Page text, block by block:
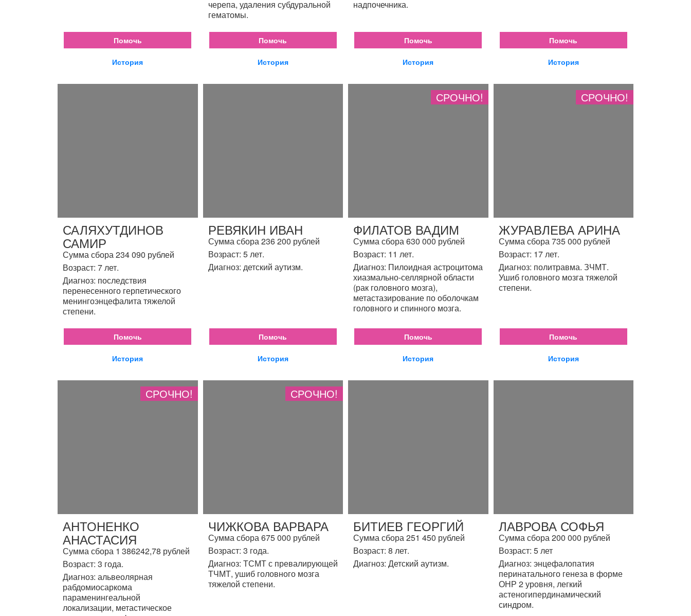
Помочь
История
черепа, удаления субдуральной
гематомы.
Помочь
История
надпочечника.
Помочь
История
Помочь
История
САЛЯХУТДИНОВ
САМИР
Сумма сбора 234 090 рублей
Возраст: 7 лет.
Диагноз: последствия
перенесенного герпетического
менингоэнцефалита тяжелой
степени.
Помочь
История
РЕВЯКИН ИВАН
Сумма сбора 236 200 рублей
Возраст: 5 лет.
Диагноз: детский аутизм.
Помочь
История
СРОЧНО!
ФИЛАТОВ ВАДИМ
Сумма сбора 630 000 рублей
Возраст: 11 лет.
Диагноз: Пилоидная астроцитома
хиазмально-селлярной области
(рак головного мозга),
метастазирование по оболочкам
головного и спинного мозга.
Помочь
История
СРОЧНО!
ЖУРАВЛЕВА АРИНА
Сумма сбора 735 000 рублей
Возраст: 17 лет.
Диагноз: политравма. ЗЧМТ.
Ушиб головного мозга тяжелой
степени.
Помочь
История
СРОЧНО!
АНТОНЕНКО
АНАСТАСИЯ
Сумма сбора 1 386242,78 рублей
Возраст: 3 года.
Диагноз: альвеолярная
рабдомиосаркома
параменингеальной
локализации, метастическое
СРОЧНО!
ЧИЖКОВА ВАРВАРА
Сумма сбора 675 000 рублей
Возраст: 3 года.
Диагноз: ТСМТ с превалирующей
ТЧМТ, ушиб головного мозга
тяжелой степени.
БИТИЕВ ГЕОРГИЙ
Сумма сбора 251 450 рублей
Возраст: 8 лет.
Диагноз: Детский аутизм.
ЛАВРОВА СОФЬЯ
Сумма сбора 200 000 рублей
Возраст: 5 лет
Диагноз: энцефалопатия
перинатального генеза в форме
ОНР 2 уровня, легкий
астеногипердинамический
синдром.